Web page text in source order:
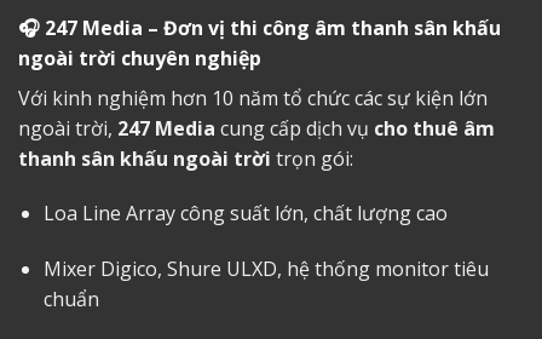
🎧 247 Media – Đơn vị thi công âm thanh sân khấu
ngoài trời chuyên nghiệp
Với kinh nghiệm hơn 10 năm tổ chức các sự kiện lớn
ngoài trời, 247 Media cung cấp dịch vụ cho thuê âm
thanh sân khấu ngoài trời trọn gói:
Loa Line Array công suất lớn, chất lượng cao
Mixer Digico, Shure ULXD, hệ thống monitor tiêu
chuẩn